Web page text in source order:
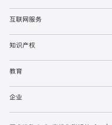
互联网服务
知识产权
教育
企业